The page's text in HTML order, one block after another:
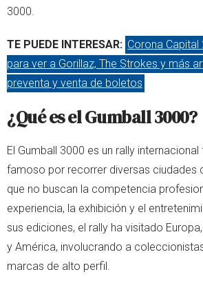
3000.
TE PUEDE INTERESAR: Corona Capital
para ver a Gorillaz, The Strokes y más
preventa y venta de boletos
¿Qué es el Gumball 3000?
El Gumball 3000 es un rally
famoso por recorrer diversas ciudades
que no buscan la competencia
experiencia, la exhibición y el
sus ediciones, el rally ha visitado
y América, involucrando a
marcas de alto perfil.